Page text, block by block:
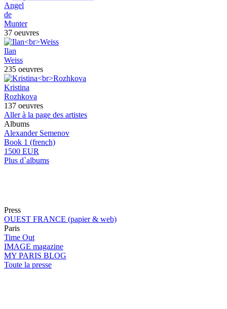
Angel
de
Munter
37 oeuvres
Ilan
Weiss
235 oeuvres
Kristina
Rozhkova
137 oeuvres
Aller à la page des artistes
Albums
Alexander Semenov
Book 1 (french)
1500 EUR
Plus d`albums
Press
OUEST FRANCE (papier & web)
Paris
Time Out
IMAGE magazine
MY PARIS BLOG
Toute la presse